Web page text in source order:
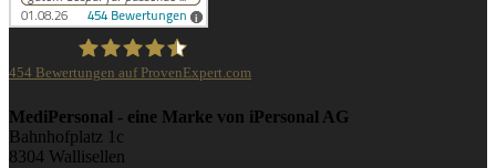
iPersonal
454 Bewertungen auf ProvenExpert.com
MediPersonal - eine Marke von iPersonal AG
Bahnhofplatz 1c
8304 Wallisellen